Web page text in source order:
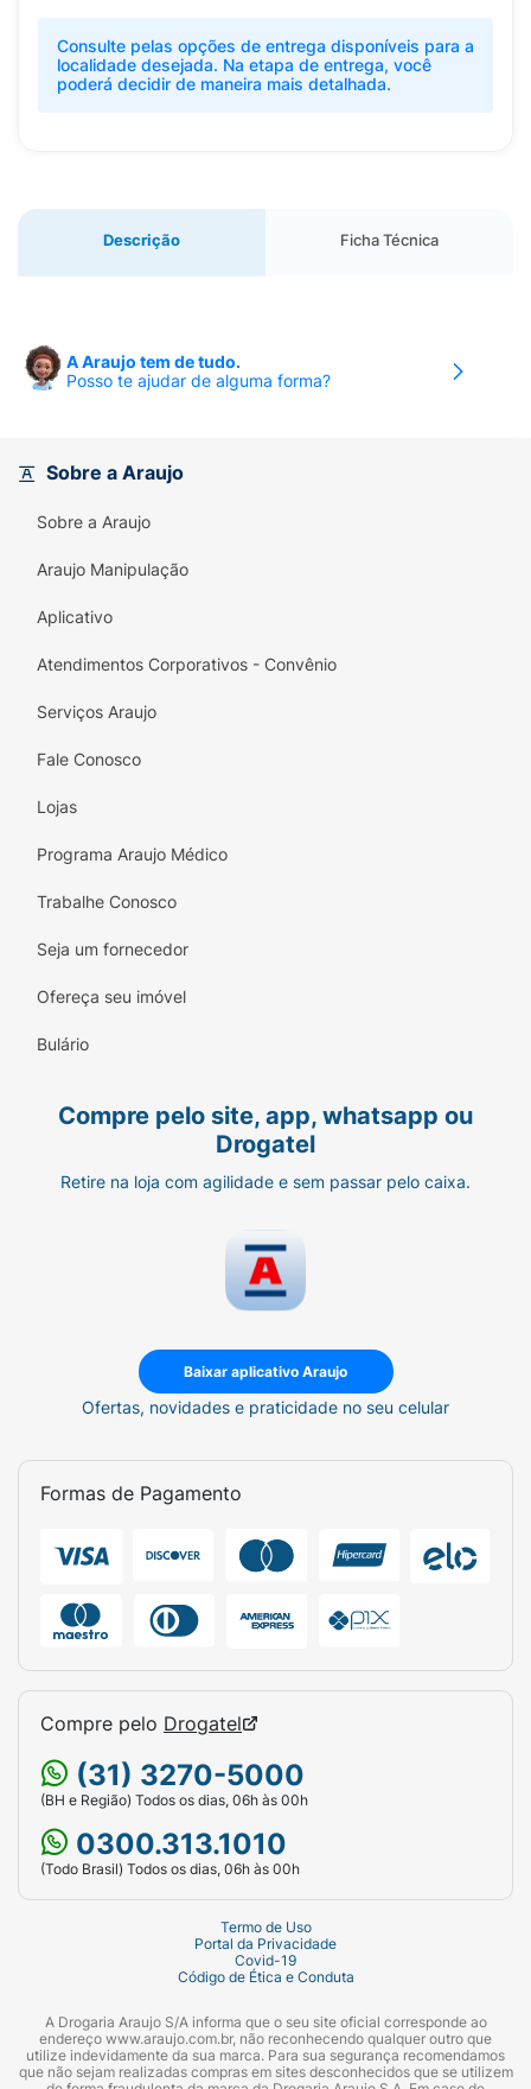
Consulte pelas opções de entrega disponíveis para a
localidade desejada. Na etapa de entrega, você
poderá decidir de maneira mais detalhada.
Descrição Ficha Técnica
A Araujo tem de tudo.
Posso te ajudar de alguma forma?
Sobre a Araujo
Sobre a Araujo
Araujo Manipulação
Aplicativo
Atendimentos Corporativos - Convênio
Serviços Araujo
Fale Conosco
Lojas
Programa Araujo Médico
Trabalhe Conosco
Seja um fornecedor
Ofereça seu imóvel
Bulário
Compre pelo site, app, whatsapp ou
Drogatel
Retire na loja com agilidade e sem passar pelo caixa.
Baixar aplicativo Araujo
Ofertas, novidades e praticidade no seu celular
Formas de Pagamento
Compre pelo Drogatel
(31) 3270-5000
(BH e Região) Todos os dias, 06h às 00h
0300.313.1010
(Todo Brasil) Todos os dias, 06h às 00h
Termo de Uso
Portal da Privacidade
Covid-19
Código de Ética e Conduta
A Drogaria Araujo S/A informa que o seu site oficial corresponde ao
endereço www.araujo.com.br, não reconhecendo qualquer outro que
utilize indevidamente da sua marca. Para sua segurança recomendamos
que não sejam realizadas compras em sites desconhecidos que se utilizem